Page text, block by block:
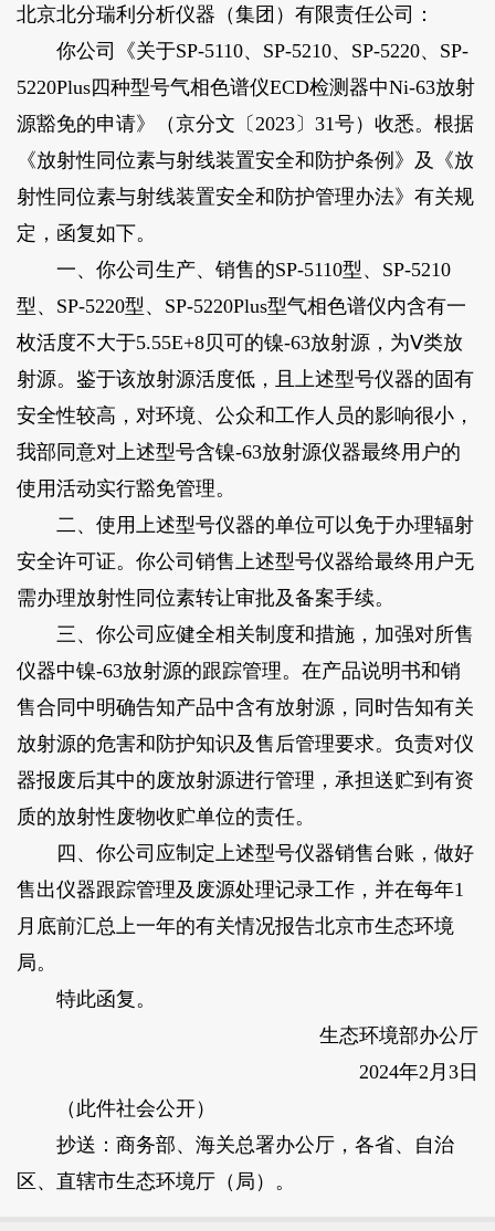
北京北分瑞利分析仪器（集团）有限责任公司：
你公司《关于SP-5110、SP-5210、SP-5220、SP-
5220Plus四种型号气相色谱仪ECD检测器中Ni-63放射
源豁免的申请》（京分文〔2023〕31号）收悉。根据
《放射性同位素与射线装置安全和防护条例》及《放
射性同位素与射线装置安全和防护管理办法》有关规
定，函复如下。
一、你公司生产、销售的SP-5110型、SP-5210
型、SP-5220型、SP-5220Plus型气相色谱仪内含有一
枚活度不大于5.55E+8贝可的镍-63放射源，为Ⅴ类放
射源。鉴于该放射源活度低，且上述型号仪器的固有
安全性较高，对环境、公众和工作人员的影响很小，
我部同意对上述型号含镍-63放射源仪器最终用户的
使用活动实行豁免管理。
二、使用上述型号仪器的单位可以免于办理辐射
安全许可证。你公司销售上述型号仪器给最终用户无
需办理放射性同位素转让审批及备案手续。
三、你公司应健全相关制度和措施，加强对所售
仪器中镍-63放射源的跟踪管理。在产品说明书和销
售合同中明确告知产品中含有放射源，同时告知有关
放射源的危害和防护知识及售后管理要求。负责对仪
器报废后其中的废放射源进行管理，承担送贮到有资
质的放射性废物收贮单位的责任。
四、你公司应制定上述型号仪器销售台账，做好
售出仪器跟踪管理及废源处理记录工作，并在每年1
月底前汇总上一年的有关情况报告北京市生态环境
局。
特此函复。
生态环境部办公厅
2024年2月3日
（此件社会公开）
抄送：商务部、海关总署办公厅，各省、自治
区、直辖市生态环境厅（局）。